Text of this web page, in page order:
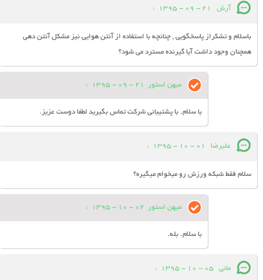
آرش 21 - 09 - 1395
:
باسلام و تشکراز پاسخگویی , چنانچه با استفاده از آنتن هوایی نیز مشکل آنتن دهی
همچنان وجود داشت آیا گیرنده مسترد می شود؟
میهن استور 21 - 09 - 1395
:
با سلام. با پشتیبانی شرکت تماس بگیرید لطفا دوست عزیز.
علیرضا 01 - 10 - 1395
:
سلام فقط شبکه ورزش رو میخوام میگیره؟
میهن استور 02 - 10 - 1395
:
با سلام. بله.
مانی 05 - 10 - 1395
: